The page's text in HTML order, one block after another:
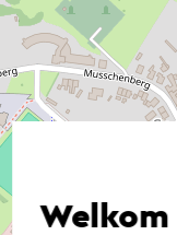
Welkom